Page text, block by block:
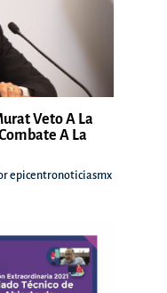
Veto A La
A La
epicentronoticiasmx